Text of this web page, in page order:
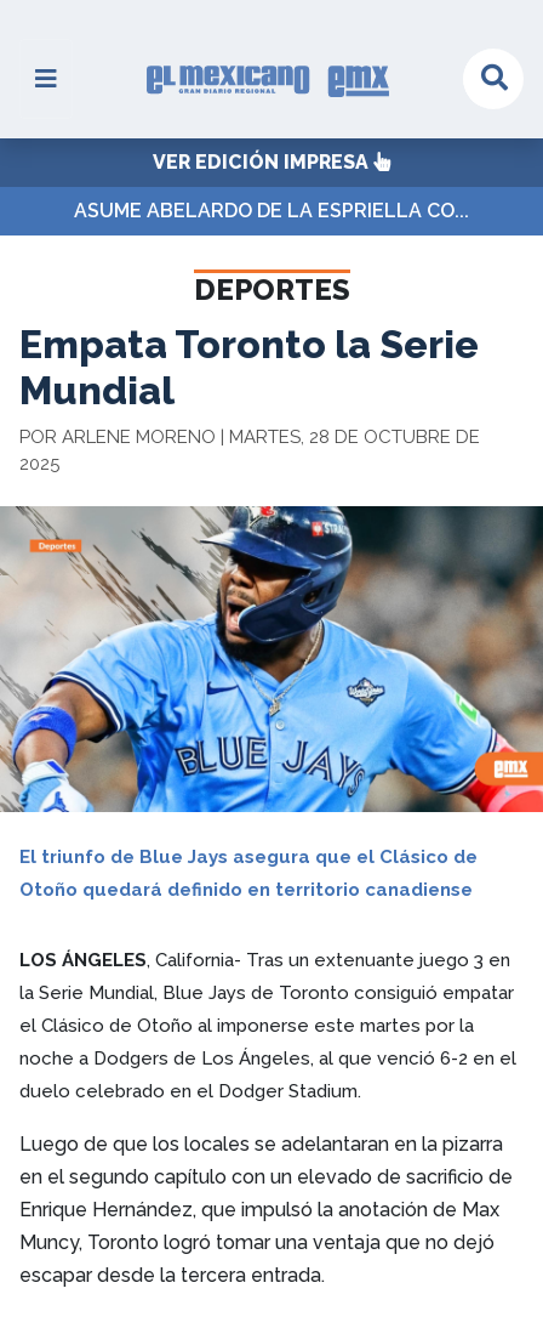
VER EDICIÓN IMPRESA
ASUME ABELARDO DE LA ESPRIELLA CO...
DEPORTES
Empata Toronto la Serie
Mundial
POR ARLENE MORENO | MARTES, 28 DE OCTUBRE DE
2025
El triunfo de Blue Jays asegura que el Clásico de
Otoño quedará definido en territorio canadiense
LOS ÁNGELES, California- Tras un extenuante juego 3 en
la Serie Mundial, Blue Jays de Toronto consiguió empatar
el Clásico de Otoño al imponerse este martes por la
noche a Dodgers de Los Ángeles, al que venció 6-2 en el
duelo celebrado en el Dodger Stadium.
Luego de que los locales se adelantaran en la pizarra
en el segundo capítulo con un elevado de sacrificio de
Enrique Hernández, que impulsó la anotación de Max
Muncy, Toronto logró tomar una ventaja que no dejó
escapar desde la tercera entrada.